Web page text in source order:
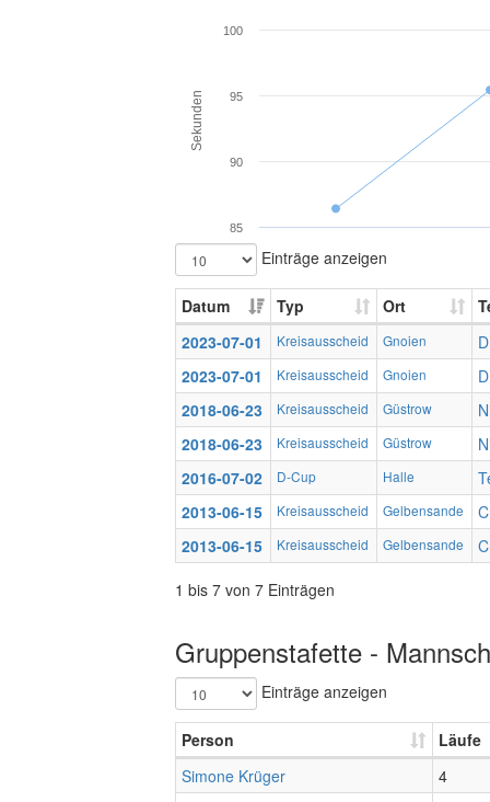
Sekunden
85
90
95
100
Einträge anzeigen
Datum Typ Ort
2023-07-01
Kreisausscheid Gnoien
2023-07-01
Kreisausscheid Gnoien
2018-06-23
Kreisausscheid Güstrow
2018-06-23
Kreisausscheid Güstrow
2016-07-02
D-Cup Halle
2013-06-15
Kreisausscheid Gelbensande
2013-06-15
Kreisausscheid Gelbensande
1 bis 7 von 7 Einträgen
Gruppenstafette -
Einträge anzeigen
Person
Läufe
Simone Krüger
4